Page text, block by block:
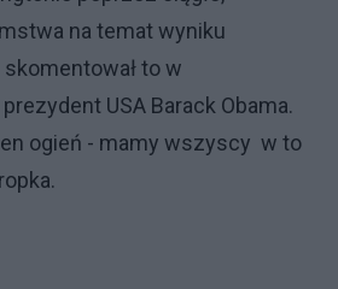
na temat wyniku
to w
USA Barack Obama.
ogień - mamy wszyscy w to